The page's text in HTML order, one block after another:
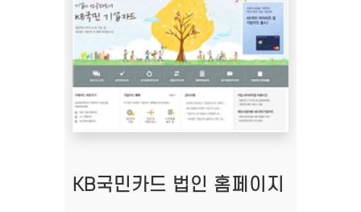
KB국민카드 법인 홈페이지